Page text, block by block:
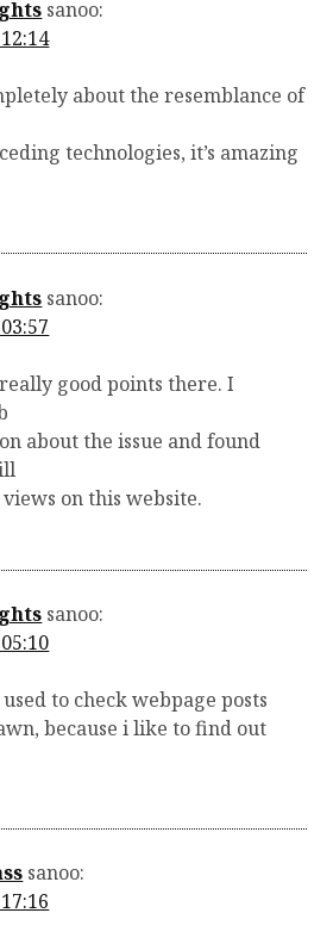
sanoo:
about the resemblance of
technologies, it’s amazing
sanoo:
really good points there. I
about the issue and found
on this website.
sanoo:
to check webpage posts
because i like to find out
sanoo: